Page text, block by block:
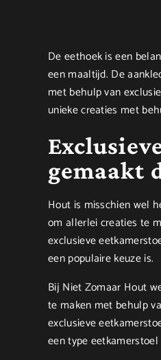
De eethoek is een
een maaltijd. De
met behulp van
unieke creaties met
gemaakt
Hout is misschien wel
om allerlei creaties te
exclusieve
een populaire keuze is.
Bij Niet Zomaar Hout
te maken met behulp
exclusieve
een type